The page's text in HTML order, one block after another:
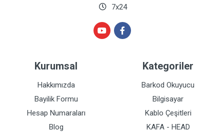
7x24
Kurumsal
Hakkımızda
Bayilik Formu
Hesap Numaraları
Blog
Kategoriler
Barkod Okuyucu
Bilgisayar
Kablo Çeşitleri
KAFA - HEAD